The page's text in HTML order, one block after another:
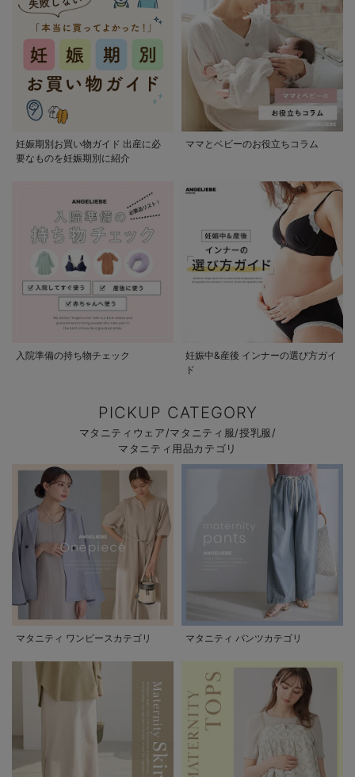
妊娠期別お買い物ガイド 出産に必
要なものを妊娠期別に紹介
ママとベビーのお役立ちコラム
入院準備の持ち物チェック
妊娠中&産後 インナーの選び方ガイ
ド
PICKUP CATEGORY
マタニティウェア/マタニティ服/授乳服/
マタニティ用品カテゴリ
マタニティ ワンピースカテゴリ マタニティ パンツカテゴリ